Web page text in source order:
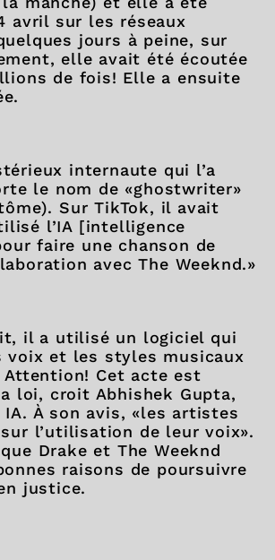
avril sur les réseaux
jours à peine, sur
elle avait été écoutée
de fois! Elle a ensuite
internaute qui l’a
le nom de «ghostwriter»
Sur TikTok, il avait
l’IA [intelligence
faire une chanson de
avec The Weeknd.»
il a utilisé un logiciel qui
voix et les styles musicaux
Cet acte est
loi, croit Abhishek Gupta,
À son avis, «les artistes
l’utilisation de leur voix».
Drake et The Weeknd
raisons de poursuivre
justice.